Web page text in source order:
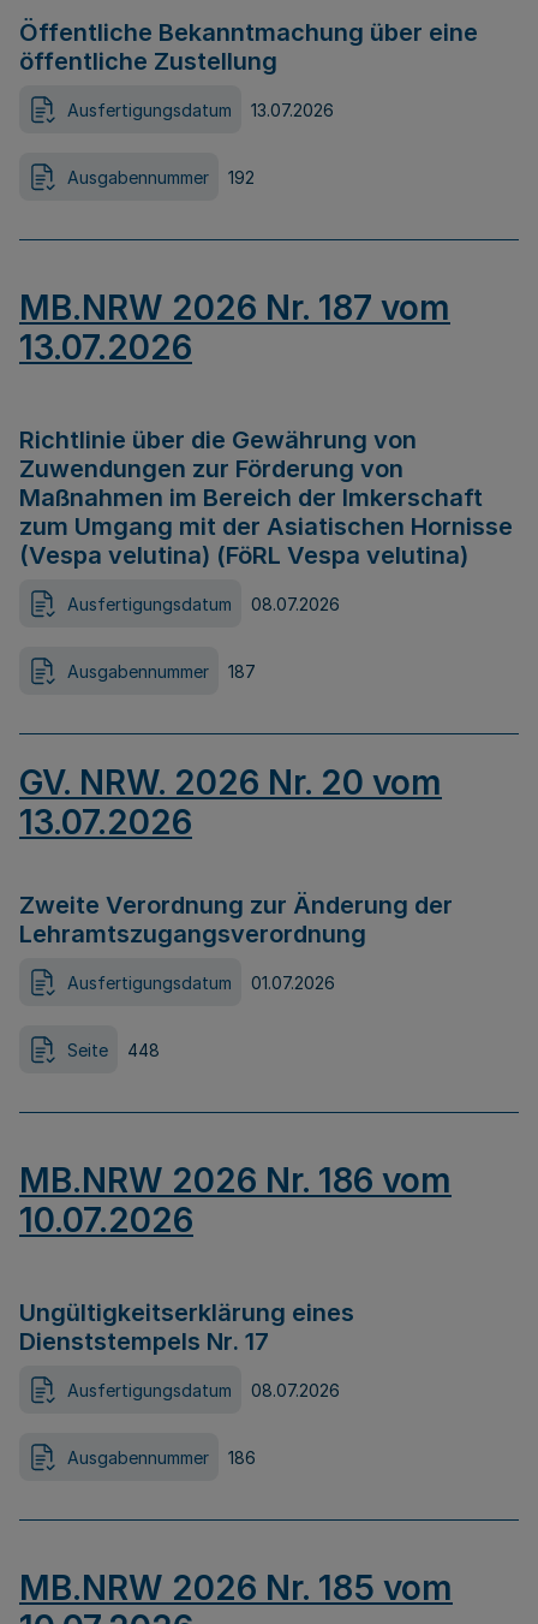
Öffentliche Bekanntmachung über eine
öffentliche Zustellung
Ausfertigungsdatum 13.07.2026
Ausgabennummer 192
MB.NRW 2026 Nr. 187 vom
13.07.2026
Richtlinie über die Gewährung von
Zuwendungen zur Förderung von
Maßnahmen im Bereich der Imkerschaft
zum Umgang mit der Asiatischen Hornisse
(Vespa velutina) (FöRL Vespa velutina)
Ausfertigungsdatum 08.07.2026
Ausgabennummer 187
GV. NRW. 2026 Nr. 20 vom
13.07.2026
Zweite Verordnung zur Änderung der
Lehramtszugangsverordnung
Ausfertigungsdatum 01.07.2026
Seite 448
MB.NRW 2026 Nr. 186 vom
10.07.2026
Ungültigkeitserklärung eines
Dienststempels Nr. 17
Ausfertigungsdatum 08.07.2026
Ausgabennummer 186
MB.NRW 2026 Nr. 185 vom